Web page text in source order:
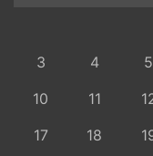
3
4 5
10
11
17
18